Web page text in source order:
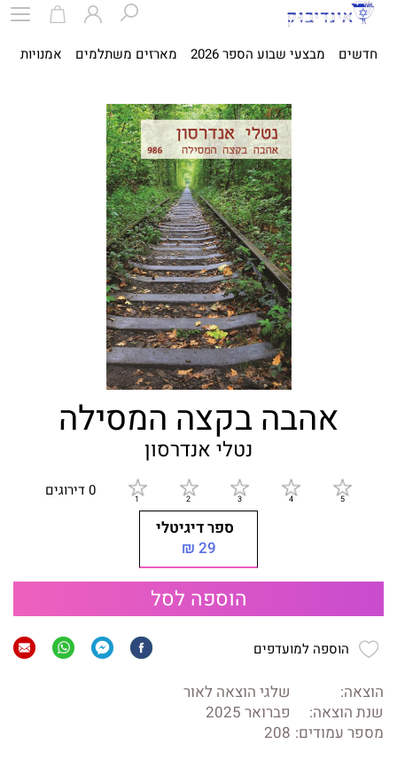
חדשים מבצעי שבוע הספר 2026 מארזים משתלמים אמנויות
אהבה בקצה המסילה
נטלי אנדרסון
0 דירוגים
ספר דיגיטלי
29 ₪
הוספה לסל
הוספה למועדפים
הוצאה:
שלגי הוצאה לאור
שנת הוצאה:
פברואר 2025
מספר עמודים: 208